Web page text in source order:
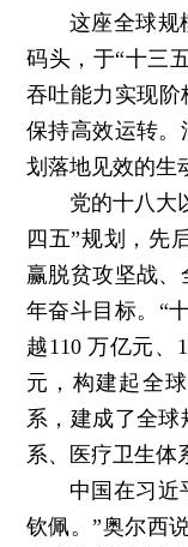
这座全球规
码头，于“十三
吞吐能力实现阶
保持高效运转。
划落地见效的生
党的十八大
四五”规划，先
赢脱贫攻坚战
年奋斗目标。“
越110 万亿元、
元，构建起全
系，建成了全
系、医疗卫生
中国在习近
钦佩。”奥尔西